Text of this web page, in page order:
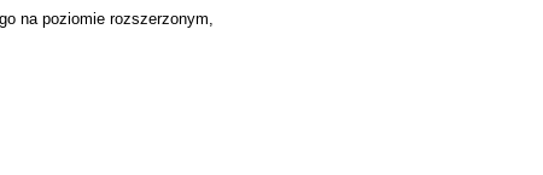
na poziomie rozszerzonym,